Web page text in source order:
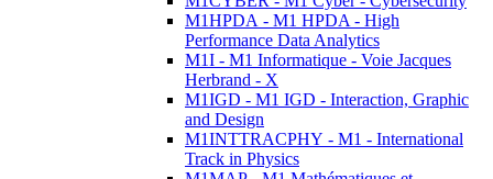
M1HPDA - M1 HPDA - High
Performance Data Analytics
M1I - M1 Informatique - Voie Jacques
Herbrand - X
M1IGD - M1 IGD - Interaction, Graphic
and Design
M1INTTRACPHY - M1 - International
Track in Physics